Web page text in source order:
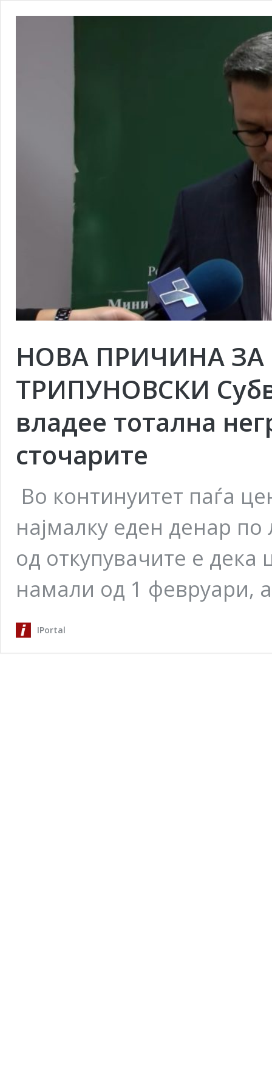
НОВА ПРИЧИНА
ТРИПУНОВСКИ
владее тотална
сточарите
Во континуитет паѓа
најмалку еден денар
од откупувачите е
намали од 1 февруари,
IPortal